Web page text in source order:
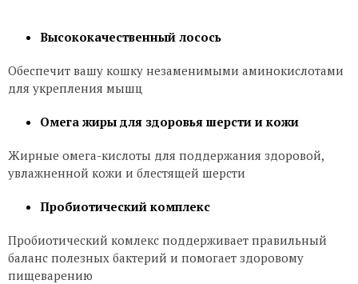
Высококачественный лосось
Обеспечит вашу кошку незаменимыми аминокислотами
для укрепления мышц
Омега жиры для здоровья шерсти и кожи
Жирные омега-кислоты для поддержания здоровой,
увлажненной кожи и блестящей шерсти
Пробиотический комплекс
Пробиотический комлекс поддерживает правильный
баланс полезных бактерий и помогает здоровому
пищеварению